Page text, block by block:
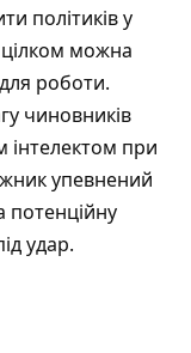
політиків у
цілком можна
роботи.
чиновників
інтелектом при
упевнений
потенційну
удар.